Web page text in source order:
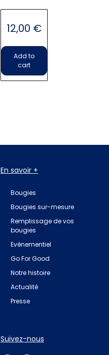
12,00 €
Add to
cart
En savoir +
Bougies
Bougies sur-mesure
Remplissage de vos
bougies
Evènementiel
Go For Good
Notre histoire
Actualité
Presse
Suivez-nous